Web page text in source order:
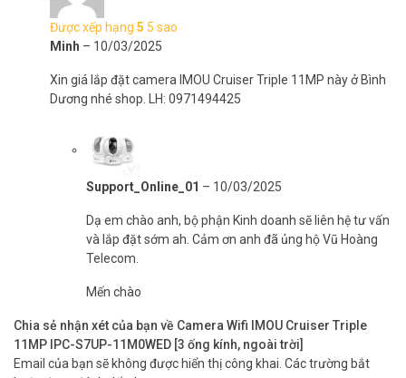
– Hỗ trợ các tính năng thông minh AI GoPlay: phát hiện chuyển
động, phát hiện con người, phát hiện xe cộ, phát hiện xâm nhập,
phát hiện vượt rào, theo dõi đối tượng Smart Tracking, tự động
– Báo động chủ động bằng đèn xanh đỏ và còi tại camera, tùy
chỉnh âm thanh báo động.
– Hỗ trợ 2 khe cắm thẻ nhớ Micro SD. Tổng dung lượng lên đến
– Chống chịu thời tiết IP66, chống nước và bụi bẩn
– Công suất tiêu thụ: <18W
– Môi trường làm việc từ -30°C~+50°C; < 95%RH
– Kích thước: 161.19 × 126.18× 202.2 mm
– Xuất xứ: Trung Quốc.
Trọn bộ sản phẩm gồm:
Được xếp hạng 5 5 sao
Minh – 10/03/2025
Xin giá lắp đặt camera IMOU Cruiser Triple 11MP này ở Bình
Dương nhé shop. LH: 0971494425
Support_Online_01 – 10/03/2025
Dạ em chào anh, bộ phận Kinh doanh sẽ liên hệ tư vấn
và lắp đặt sớm ah. Cảm ơn anh đã ủng hộ Vũ Hoàng
Telecom.
Mến chào
Chia sẻ nhận xét của bạn về Camera Wifi IMOU Cruiser Triple
11MP IPC-S7UP-11M0WED [3 ống kính, ngoài trời]
Email của bạn sẽ không được hiển thị công khai. Các trường bắt